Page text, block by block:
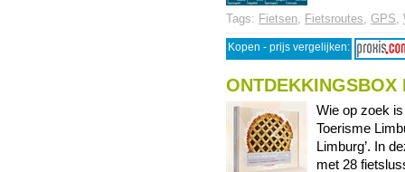
Tags: Fietsen, Fietsroutes, GPS,
Kopen - prijs vergelijken:
ONTDEKKINGSBOX
Wie op zoek
Toerisme
Limburg’. In
met 28